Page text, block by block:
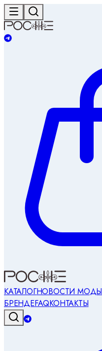
КАТАЛОГНОВОСТИ МОДЫ
БРЕНДЕFAQКОНТАКТЫ